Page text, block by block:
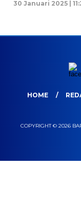
30 Januari 2025 |
HOME
COPYRIGHT © 2026